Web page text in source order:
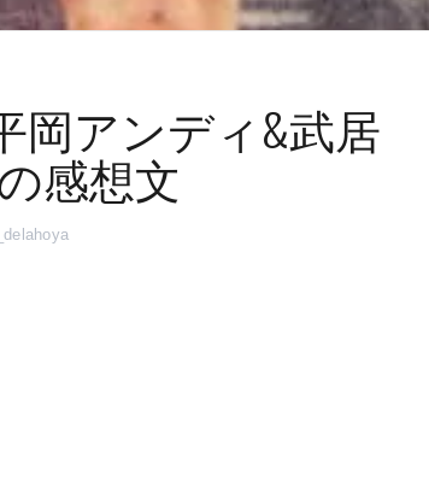
岡アンディ&武居
感想文